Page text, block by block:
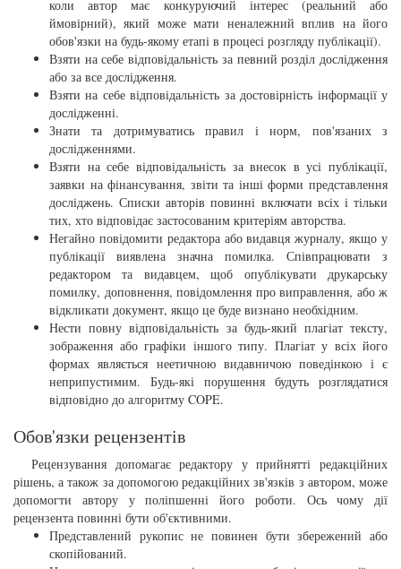
коли автор має конкуруючий інтерес (реальний або
ймовірний), який може мати неналежний вплив на його
обов'язки на будь-якому етапі в процесі розгляду публікації).
Взяти на себе відповідальність за певний розділ дослідження
або за все дослідження.
Взяти на себе відповідальність за достовірність інформації у
дослідженні.
Знати та дотримуватись правил і норм, пов'язаних з
дослідженнями.
Взяти на себе відповідальність за внесок в усі публікації,
заявки на фінансування, звіти та інші форми представлення
досліджень. Списки авторів повинні включати всіх і тільки
тих, хто відповідає застосованим критеріям авторства.
Негайно повідомити редактора або видавця журналу, якщо у
публікації виявлена ​​значна помилка. Співпрацювати з
редактором та видавцем, щоб опублікувати друкарську
помилку, доповнення, повідомлення про виправлення, або ж
відкликати документ, якщо це буде визнано необхідним.
Нести повну відповідальність за будь-який плагіат тексту,
зображення або графіки іншого типу. Плагіат у всіх його
формах являється неетичною видавничою поведінкою і є
неприпустимим. Будь-які порушення будуть розглядатися
відповідно до алгоритму COPE.
Обов'язки рецензентів
Рецензування допомагає редактору у прийнятті редакційних
рішень, а також за допомогою редакційних зв'язків з автором, може
допомогти автору у поліпшенні його роботи. Ось чому дії
рецензента повинні бути об'єктивними.
Представлений ​​рукопис не повинен бути збережений або
скопійований.